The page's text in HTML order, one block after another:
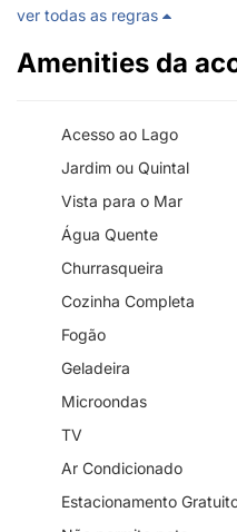
ver todas as regras
Amenities da
Acesso ao Lago
Jardim ou Quintal
Vista para o Mar
Água Quente
Churrasqueira
Cozinha Completa
Fogão
Geladeira
Microondas
TV
Ar Condicionado
Estacionamento